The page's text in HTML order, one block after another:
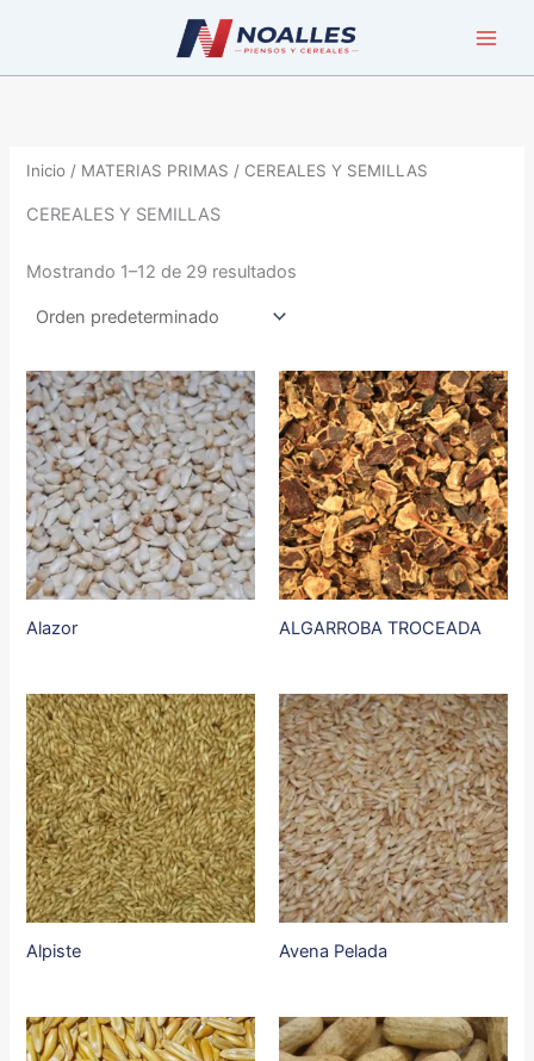
contenido
Inicio / MATERIAS PRIMAS / CEREALES Y SEMILLAS
CEREALES Y SEMILLAS
Mostrando 1–12 de 29 resultados
Alazor ALGARROBA TROCEADA
Alpiste Avena Pelada